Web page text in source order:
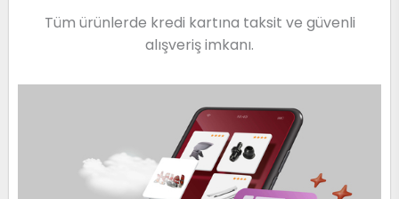
Tüm ürünlerde kredi kartına taksit ve güvenli
alışveriş imkanı.